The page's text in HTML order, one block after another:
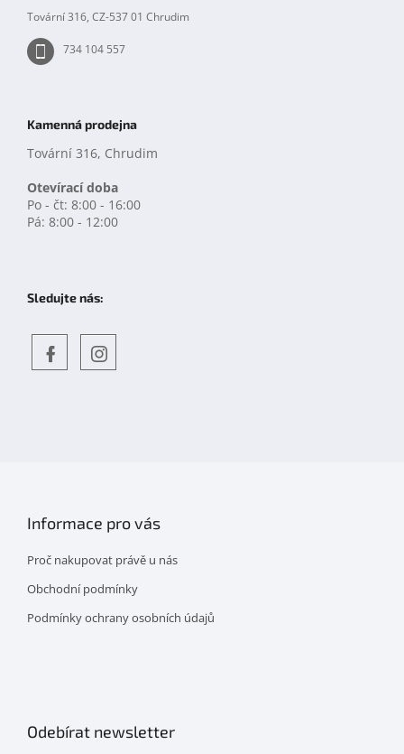
Tovární 316, CZ-537 01 Chrudim
734 104 557
Kamenná prodejna
Tovární 316, Chrudim
Otevírací doba
Po - čt: 8:00 - 16:00
Pá: 8:00 - 12:00
Sledujte nás:
Informace pro vás
Proč nakupovat právě u nás
Obchodní podmínky
Podmínky ochrany osobních údajů
Odebírat newsletter